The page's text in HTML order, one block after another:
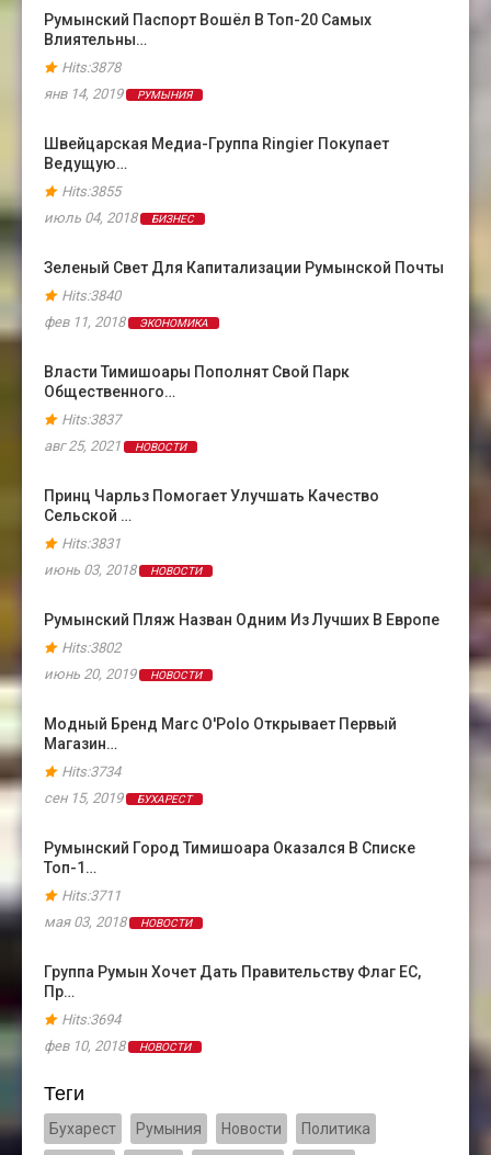
Румынский Паспорт Вошёл В Топ-20 Самых
Влиятельны…
Hits:3878
янв 14, 2019
РУМЫНИЯ
Швейцарская Медиа-Группа Ringier Покупает
Ведущую…
Hits:3855
июль 04, 2018
БИЗНЕС
Зеленый Свет Для Капитализации Румынской Почты
Hits:3840
фев 11, 2018
ЭКОНОМИКА
Власти Тимишоары Пополнят Свой Парк
Общественного…
Hits:3837
авг 25, 2021
НОВОСТИ
Принц Чарльз Помогает Улучшать Качество
Сельской …
Hits:3831
июнь 03, 2018
НОВОСТИ
Румынский Пляж Назван Одним Из Лучших В Европе
Hits:3802
июнь 20, 2019
НОВОСТИ
Модный Бренд Marc O'Polo Открывает Первый
Магазин…
Hits:3734
сен 15, 2019
БУХАРЕСТ
Румынский Город Тимишоара Оказался В Cписке
Топ-1…
Hits:3711
мая 03, 2018
НОВОСТИ
Группа Румын Хочет Дать Правительству Флаг ЕС,
Пр…
Hits:3694
фев 10, 2018
НОВОСТИ
Теги
Бухарест Румыния Новости Политика